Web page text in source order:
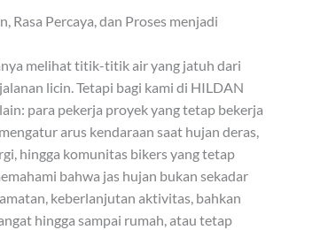
Rasa Percaya, dan Proses menjadi
melihat titik-titik air yang jatuh dari
licin. Tetapi bagi kami di HILDAN
para pekerja proyek yang tetap bekerja
arus kendaraan saat hujan deras,
hingga komunitas bikers yang tetap
bahwa jas hujan bukan sekadar
keberlanjutan aktivitas, bahkan
hingga sampai rumah, atau tetap